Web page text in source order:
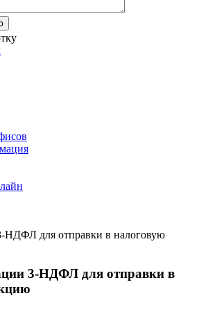
НДФЛ для отправки в налоговую
3-НДФЛ для отправки в